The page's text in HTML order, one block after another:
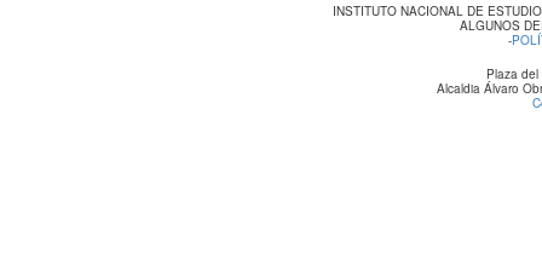
INSTITUTO NACIONAL DE
ALGUNOS
-
Plaza
Alcaldia Álvaro